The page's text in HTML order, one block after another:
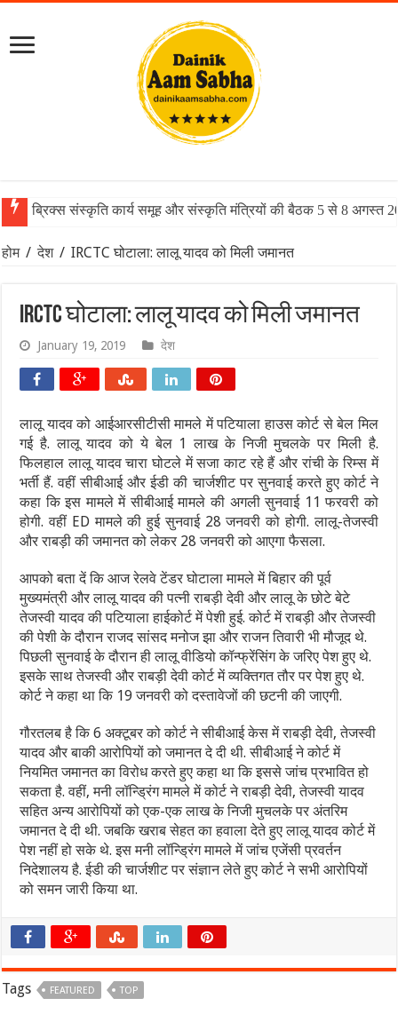
ब्रिक्स संस्कृति कार्य समूह और संस्कृति मंत्रियों की बैठक 5 से 8 अगस्त
होम / देश / IRCTC घोटाला: लालू यादव को मिली जमानत
IRCTC घोटाला: लालू यादव को मिली जमानत
January 19, 2019 देश
लालू यादव को आईआरसीटीसी मामले में पटियाला हाउस कोर्ट से बेल मिल
गई है. लालू यादव को ये बेल 1 लाख के निजी मुचलके पर मिली है.
फिलहाल लालू यादव चारा घोटले में सजा काट रहे हैं और रांची के रिम्स में
भर्ती हैं. वहीं सीबीआई और ईडी की चार्जशीट पर सुनवाई करते हुए कोर्ट ने
कहा कि इस मामले में सीबीआई मामले की अगली सुनवाई 11 फरवरी को
होगी. वहीं ED मामले की हुई सुनवाई 28 जनवरी को होगी. लालू-तेजस्वी
और राबड़ी की जमानत को लेकर 28 जनवरी को आएगा फैसला.
आपको बता दें कि आज रेलवे टेंडर घोटाला मामले में बिहार की पूर्व
मुख्यमंत्री और लालू यादव की पत्नी राबड़ी देवी और लालू के छोटे बेटे
तेजस्वी यादव की पटियाला हाईकोर्ट में पेशी हुई. कोर्ट में राबड़ी और तेजस्वी
की पेशी के दौरान राजद सांसद मनोज झा और राजन तिवारी भी मौजूद थे.
पिछली सुनवाई के दौरान ही लालू वीडियो कॉन्फ्रेंसिंग के जरिए पेश हुए थे.
इसके साथ तेजस्वी और राबड़ी देवी कोर्ट में व्यक्तिगत तौर पर पेश हुए थे.
कोर्ट ने कहा था कि 19 जनवरी को दस्तावेजों की छटनी की जाएगी.
गौरतलब है कि 6 अक्टूबर को कोर्ट ने सीबीआई केस में राबड़ी देवी, तेजस्वी
यादव और बाकी आरोपियों को जमानत दे दी थी. सीबीआई ने कोर्ट में
नियमित जमानत का विरोध करते हुए कहा था कि इससे जांच प्रभावित हो
सकता है. वहीं, मनी लॉन्ड्रिंग मामले में कोर्ट ने राबड़ी देवी, तेजस्वी यादव
सहित अन्य आरोपियों को एक-एक लाख के निजी मुचलके पर अंतरिम
जमानत दे दी थी. जबकि खराब सेहत का हवाला देते हुए लालू यादव कोर्ट में
पेश नहीं हो सके थे. इस मनी लॉन्ड्रिंग मामले में जांच एजेंसी प्रवर्तन
निदेशालय है. ईडी की चार्जशीट पर संज्ञान लेते हुए कोर्ट ने सभी आरोपियों
को समन जारी किया था.
Tags FEATURED TOP